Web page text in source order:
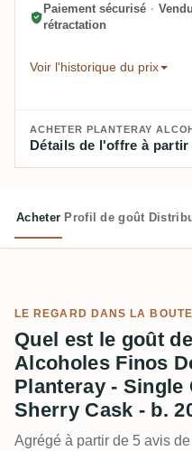
Paiement sécurisé ·
rétractation
Voir l'historique du prix
Détails de l'offre à partir
Acheter Profil de goût
LE REGARD DANS LA
Quel est le goût
Alcoholes Finos
Planteray - Single
Sherry Cask - b.
Agrégé à partir de 5 avis